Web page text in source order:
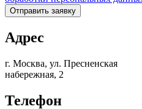
Отправить заявку
Адрес
г. Москва, ул. Пресненская
набережная, 2
Телефон